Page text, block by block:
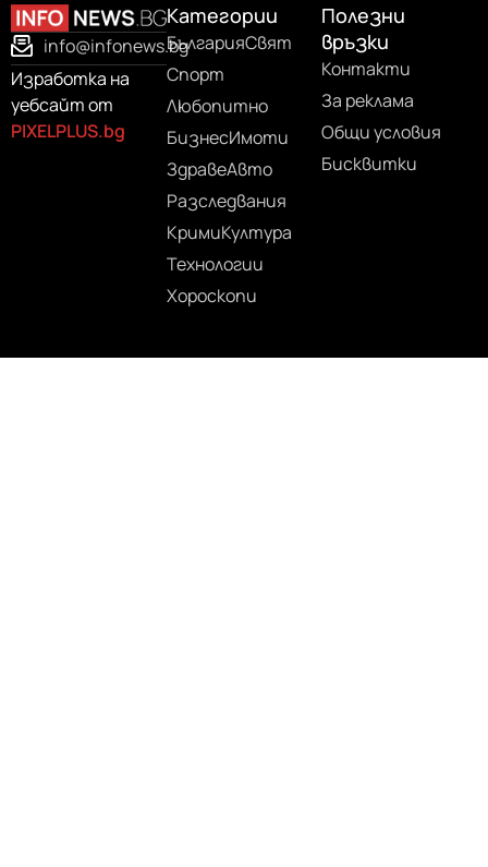
info@infonews.bg
Изработка на
уебсайт от
PIXELPLUS.bg
Категории
БългарияСвят
Спорт
Любопитно
БизнесИмоти
ЗдравеАвто
Разследвания
КримиКултура
Технологии
Хороскопи
Полезни
връзки
Контакти
За реклама
Общи условия
Бисквитки